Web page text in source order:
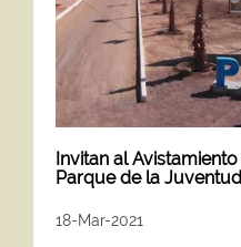
Invitan al
Parque de la Juventud
18-Mar-2021